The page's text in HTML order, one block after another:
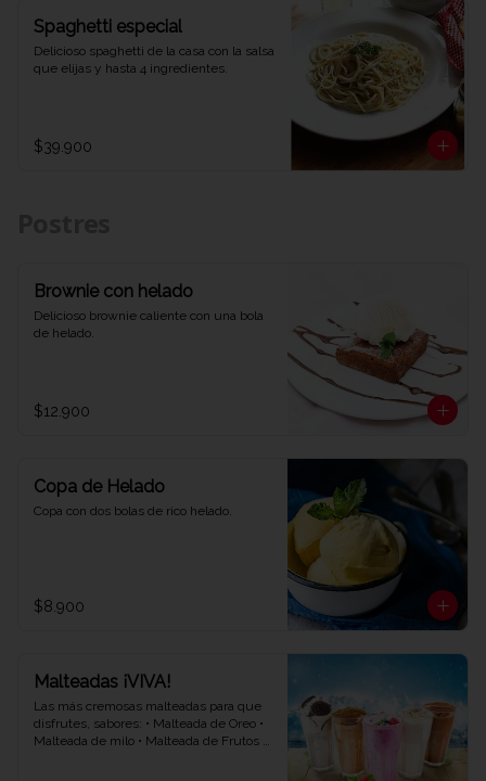
Spaghetti especial
Delicioso spaghetti de la casa con la salsa
que elijas y hasta 4 ingredientes.
$39.900
Brownie con helado
Delicioso brownie caliente con una bola
de helado.
$12.900
Copa de Helado
Copa con dos bolas de rico helado.
$8.900
Malteadas ¡VIVA!
Las más cremosas malteadas para que
disfrutes, sabores: • Malteada de Oreo •
Malteada de milo • Malteada de Frutos